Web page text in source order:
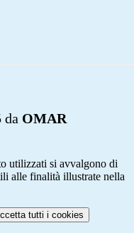
da OMAR
utilizzati si avvalgono di
alle finalità illustrate nella
tutti i cookies